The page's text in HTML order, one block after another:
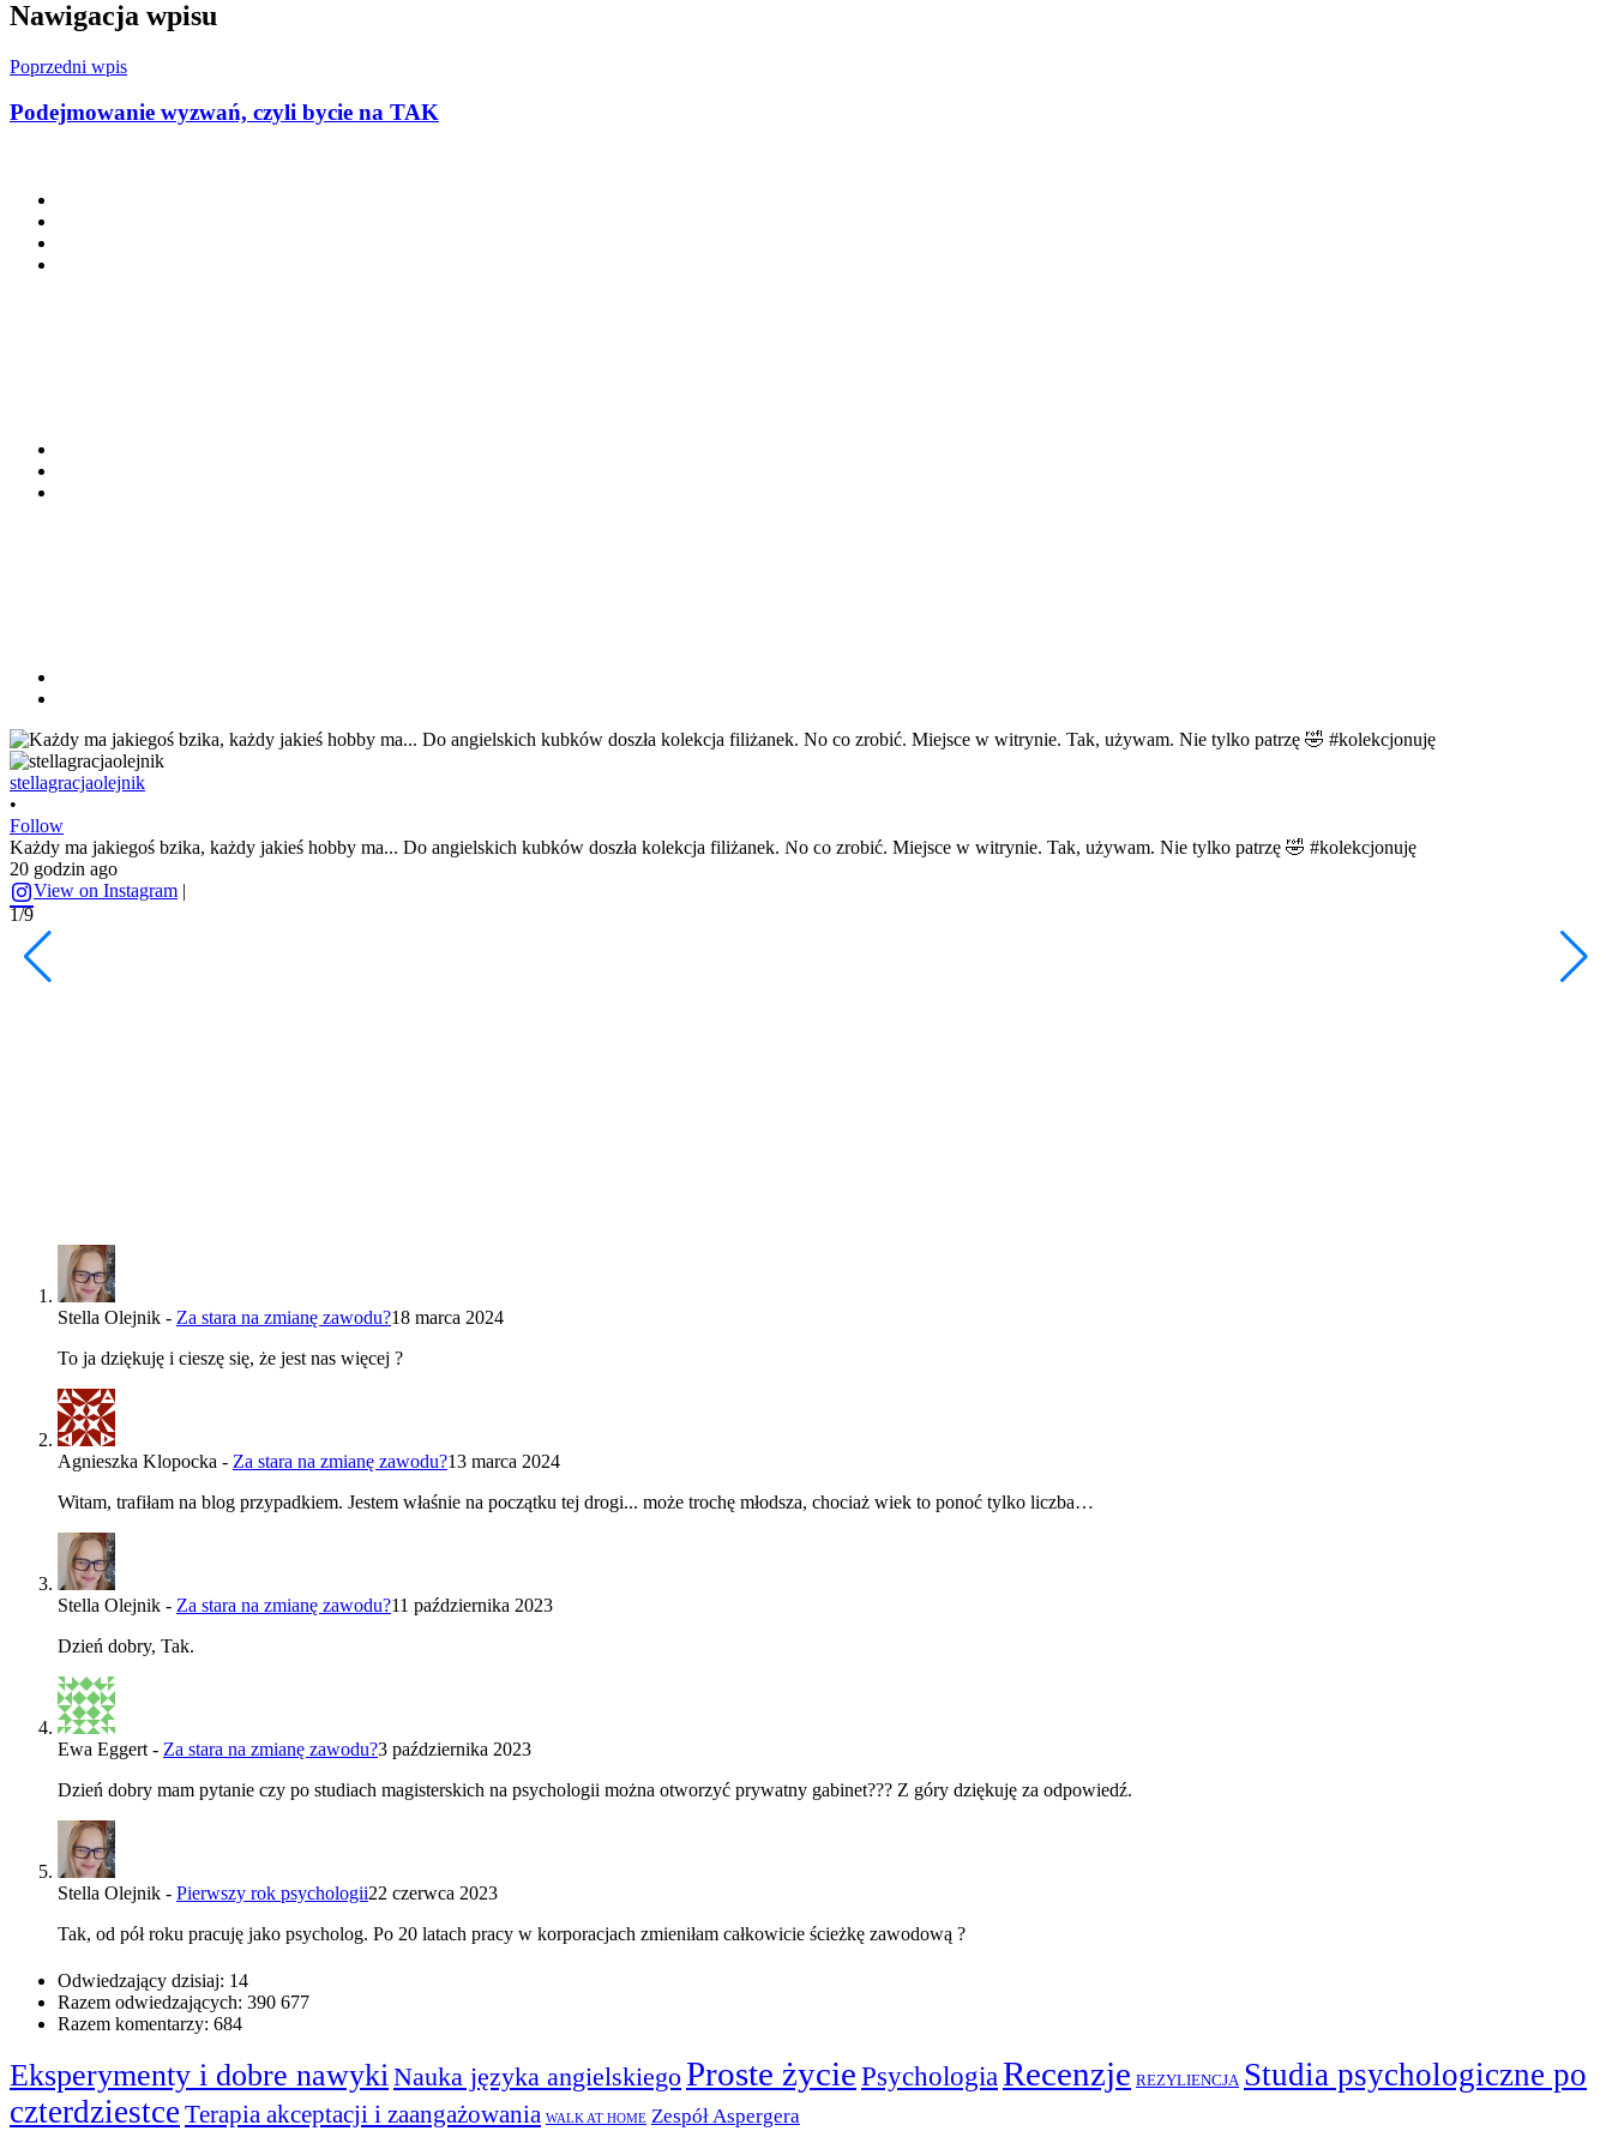
Nawigacja wpisu
Poprzedni wpis
Podejmowanie wyzwań, czyli bycie na TAK
stellagracjaolejnik
•
Follow
Każdy ma jakiegoś bzika, każdy jakieś hobby ma... Do angielskich kubków doszła kolekcja filiżanek. No co zrobić. Miejsce w witrynie. Tak, używam. Nie tylko patrzę 🤣 #kolekcjonuję
20 godzin ago
View on Instagram |
1/9
Stella Olejnik - Za stara na zmianę zawodu?18 marca 2024
To ja dziękuję i cieszę się, że jest nas więcej ?
Agnieszka Klopocka - Za stara na zmianę zawodu?13 marca 2024
Witam, trafiłam na blog przypadkiem. Jestem właśnie na początku tej drogi... może trochę młodsza, chociaż wiek to ponoć tylko liczba…
Stella Olejnik - Za stara na zmianę zawodu?11 października 2023
Dzień dobry, Tak.
Ewa Eggert - Za stara na zmianę zawodu?3 października 2023
Dzień dobry mam pytanie czy po studiach magisterskich na psychologii można otworzyć prywatny gabinet??? Z góry dziękuję za odpowiedź.
Stella Olejnik - Pierwszy rok psychologii22 czerwca 2023
Tak, od pół roku pracuję jako psycholog. Po 20 latach pracy w korporacjach zmieniłam całkowicie ścieżkę zawodową ?
Odwiedzający dzisiaj: 14
Razem odwiedzających: 390 677
Razem komentarzy: 684
Eksperymenty i dobre nawykiNauka języka angielskiegoProste życie PsychologiaRecenzje REZYLIENCJA Studia psychologiczne po
czterdziestce Terapia akceptacji i zaangażowania WALK AT HOME Zespół Aspergera